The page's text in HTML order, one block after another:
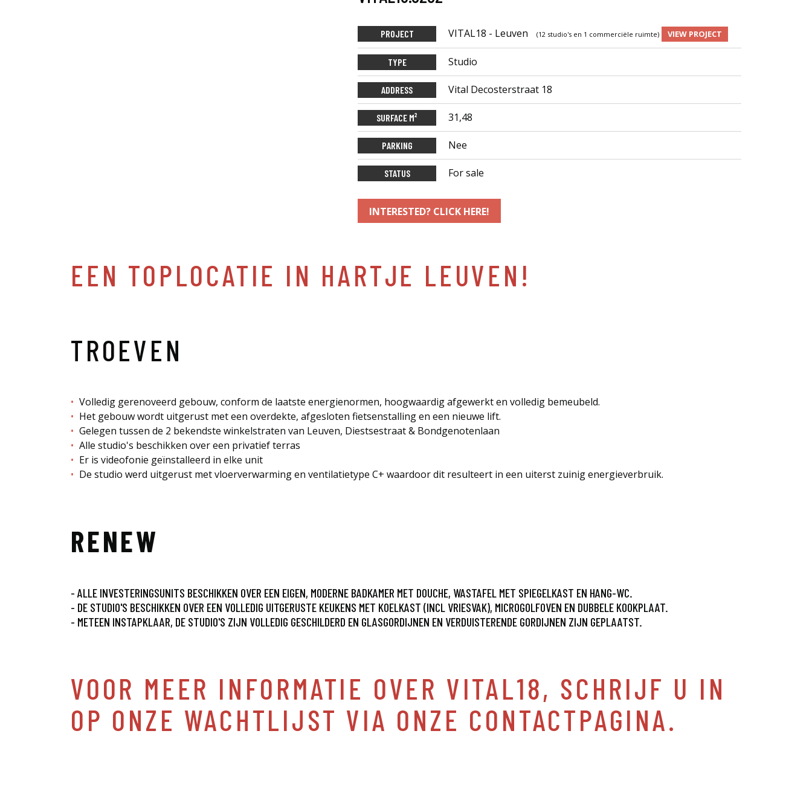
PROJECT VITAL18 - Leuven (12 studio's en 1 commerciële ruimte) VIEW PROJECT
TYPE Studio
ADDRESS Vital Decosterstraat 18
SURFACE M² 31,48
PARKING Nee
STATUS For sale
INTERESTED? CLICK HERE!
EEN TOPLOCATIE IN HARTJE LEUVEN!
TROEVEN
Volledig gerenoveerd gebouw, conform de laatste energienormen, hoogwaardig afgewerkt en volledig bemeubeld.
Het gebouw wordt uitgerust met een overdekte, afgesloten fietsenstalling en een nieuwe lift.
Gelegen tussen de 2 bekendste winkelstraten van Leuven, Diestsestraat & Bondgenotenlaan
Alle studio's beschikken over een privatief terras
Er is videofonie geïnstalleerd in elke unit
De studio werd uitgerust met vloerverwarming en ventilatietype C+ waardoor dit resulteert in een uiterst zuinig energieverbruik.
RENEW
- ALLE INVESTERINGSUNITS BESCHIKKEN OVER EEN EIGEN, MODERNE BADKAMER MET DOUCHE, WASTAFEL MET SPIEGELKAST EN HANG-WC.
- DE STUDIO'S BESCHIKKEN OVER EEN VOLLEDIG UITGERUSTE KEUKENS MET KOELKAST (INCL VRIESVAK), MICROGOLFOVEN EN DUBBELE KOOKPLAAT.
- METEEN INSTAPKLAAR, DE STUDIO'S ZIJN VOLLEDIG GESCHILDERD EN GLASGORDIJNEN EN VERDUISTERENDE GORDIJNEN ZIJN GEPLAATST.
VOOR MEER INFORMATIE OVER VITAL18, SCHRIJF U IN
OP ONZE WACHTLIJST VIA ONZE CONTACTPAGINA.